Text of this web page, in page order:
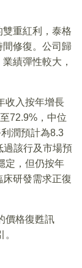
重紅利，泰格
修復。公司歸
績彈性較大，
收入按年增長
72.9%，中位
潤預計為8.3
過該行及市場預
定，但仍按年
研發需求正復
價格復甦訊